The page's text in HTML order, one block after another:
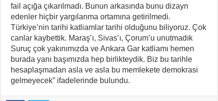
fail açığa çıkarılmadı. Bunun arkasında bunu dizayn
edenler hiçbir yargılanma ortamına getirilmedi.
Türkiye’nin tarihi katliamlar tarihi olduğunu biliyoruz. Çok
canlar kaybettik. Maraş’ı, Sivas’ı, Çorum’u unutmadık
Suruç çok yakınımızda ve Ankara Gar katliamı hemen
burada yanı başımızda hep birlikteydik. Biz bu tarihle
hesaplaşmadan asla ve asla bu memlekete demokrasi
gelmeyecek” ifadelerinde bulundu.